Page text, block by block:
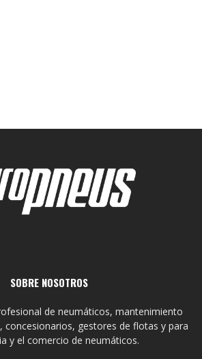
SOBRE NOSOTROS
de neumáticos, mantenimiento
concesionarios, gestores de flotas y para
y el comercio de neumáticos.